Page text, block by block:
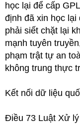
học lại để cấp
định đã xin học
phải siết chặt lại
mạnh tuyên
phạm trật tự an
không trung thực
Kết nối dữ liệu
Điều 73 Luật Xử